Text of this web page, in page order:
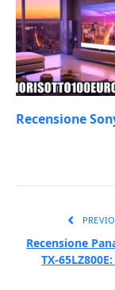
Recensione
Recensione
TX-